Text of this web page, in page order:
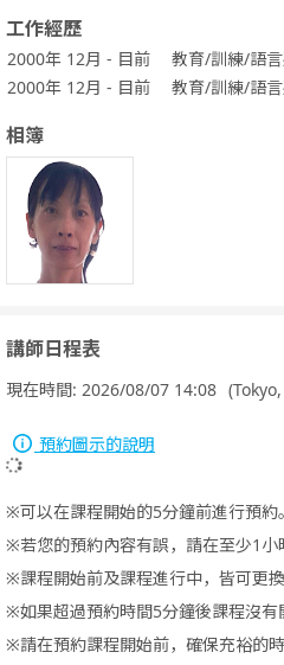
工作經歷
2000年 12月 - 目前
教育/訓練/語
2000年 12月 - 目前
教育/訓練/語
相簿
講師日程表
現在時間: 2026/08/07 14:08
預約圖示的說明
可以在課程開始的5分鐘前進行預約。
若您的預約內容有誤，請在至少1小
課程開始前及課程進行中，皆可更
如果超過預約時間5分鐘後課程沒有
請在預約課程開始前，確保充裕的